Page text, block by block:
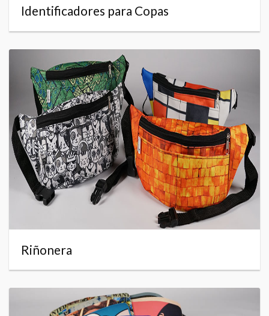
Identificadores para Copas
Riñonera